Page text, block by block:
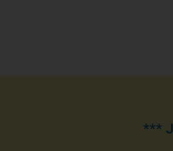
***